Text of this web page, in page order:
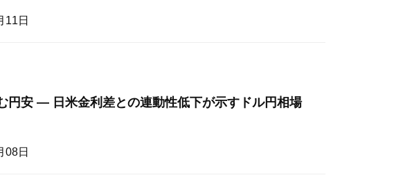
11日
円安 — 日米金利差との連動性低下が示すドル円相場
08日